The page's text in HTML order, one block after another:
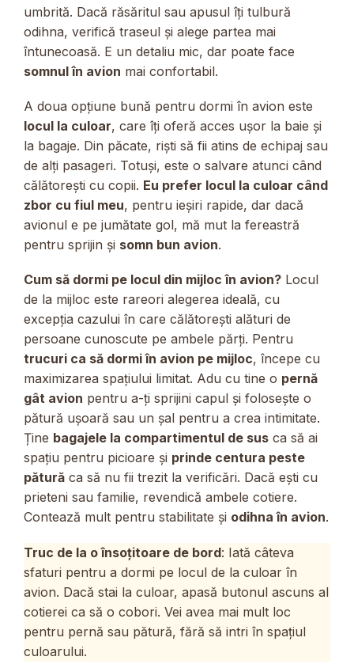
umbrită. Dacă răsăritul sau apusul îți tulbură
odihna, verifică traseul și alege partea mai
întunecoasă. E un detaliu mic, dar poate face
somnul în avion mai confortabil.
A doua opțiune bună pentru dormi în avion este
locul la culoar, care îți oferă acces ușor la baie și
la bagaje. Din păcate, riști să fii atins de echipaj sau
de alți pasageri. Totuși, este o salvare atunci când
călătorești cu copii. Eu prefer locul la culoar când
zbor cu fiul meu, pentru ieșiri rapide, dar dacă
avionul e pe jumătate gol, mă mut la fereastră
pentru sprijin și somn bun avion.
Cum să dormi pe locul din mijloc în avion? Locul
de la mijloc este rareori alegerea ideală, cu
excepția cazului în care călătorești alături de
persoane cunoscute pe ambele părți. Pentru
trucuri ca să dormi în avion pe mijloc, începe cu
maximizarea spațiului limitat. Adu cu tine o pernă
gât avion pentru a-ți sprijini capul și folosește o
pătură ușoară sau un șal pentru a crea intimitate.
Ține bagajele la compartimentul de sus ca să ai
spațiu pentru picioare și prinde centura peste
pătură ca să nu fii trezit la verificări. Dacă ești cu
prieteni sau familie, revendică ambele cotiere.
Contează mult pentru stabilitate și odihna în avion.
Truc de la o însoțitoare de bord: Iată câteva
sfaturi pentru a dormi pe locul de la culoar în
avion. Dacă stai la culoar, apasă butonul ascuns al
cotierei ca să o cobori. Vei avea mai mult loc
pentru pernă sau pătură, fără să intri în spațiul
culoarului.